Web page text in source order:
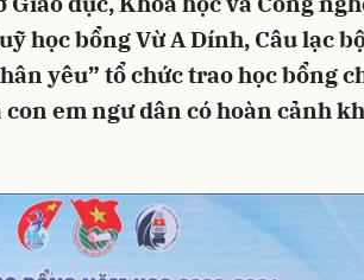
học bổng Vừ A Dính, Câu lạc
yêu” tổ chức trao học bổng
em ngư dân có hoàn cảnh